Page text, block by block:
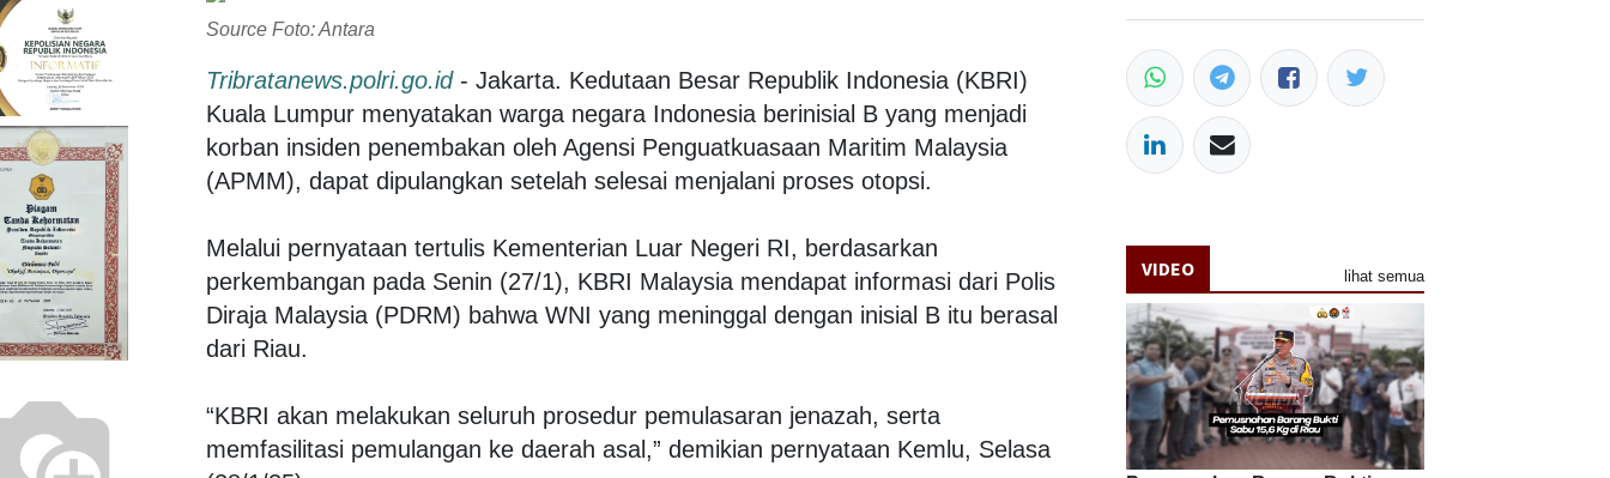
Source Foto: Antara
Tribratanews.polri.go.id - Jakarta. Kedutaan Besar Republik Indonesia (KBRI)
Kuala Lumpur menyatakan warga negara Indonesia berinisial B yang menjadi
korban insiden penembakan oleh Agensi Penguatkuasaan Maritim Malaysia
(APMM), dapat dipulangkan setelah selesai menjalani proses otopsi.
Melalui pernyataan tertulis Kementerian Luar Negeri RI, berdasarkan
perkembangan pada Senin (27/1), KBRI Malaysia mendapat informasi dari Polis
Diraja Malaysia (PDRM) bahwa WNI yang meninggal dengan inisial B itu berasal
dari Riau.
“KBRI akan melakukan seluruh prosedur pemulasaran jenazah, serta
memfasilitasi pemulangan ke daerah asal,” demikian pernyataan Kemlu, Selasa
VIDEO lihat semua